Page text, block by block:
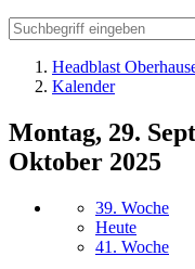
Headblast
Kalender
Montag, 29.
Oktober 2025
39. Woche
Heute
41. Woche